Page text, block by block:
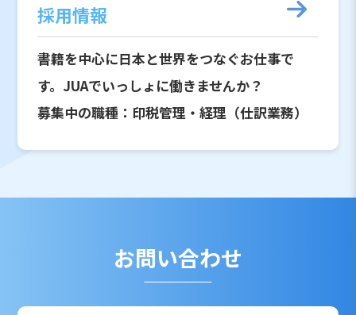
採用情報
書籍を中心に日本と世界をつなぐお仕事で
す。JUAでいっしょに働きませんか？
募集中の職種：印税管理・経理（仕訳業務）
お問い合わせ